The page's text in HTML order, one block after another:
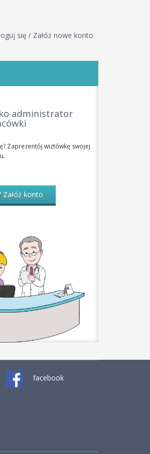
się / Załóż nowe konto
administrator
Zaprezentój wiztówkę swojej
Załóż konto
facebook